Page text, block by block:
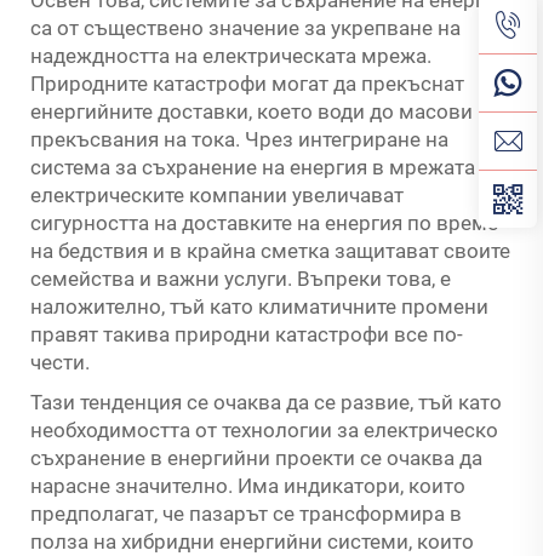
са от съществено значение за укрепване на
надеждността на електрическата мрежа.
Природните катастрофи могат да прекъснат
енергийните доставки, което води до масови
прекъсвания на тока. Чрез интегриране на
система за съхранение на енергия в мрежата си,
електрическите компании увеличават
сигурността на доставките на енергия по време
на бедствия и в крайна сметка защитават своите
семейства и важни услуги. Въпреки това, е
наложително, тъй като климатичните промени
правят такива природни катастрофи все по-
чести.
Тази тенденция се очаква да се развие, тъй като
необходимостта от технологии за електрическо
съхранение в енергийни проекти се очаква да
нарасне значително. Има индикатори, които
предполагат, че пазарът се трансформира в
полза на хибридни енергийни системи, които